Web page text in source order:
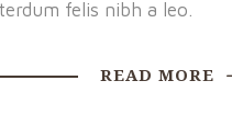
felis nibh a leo.
READ MORE